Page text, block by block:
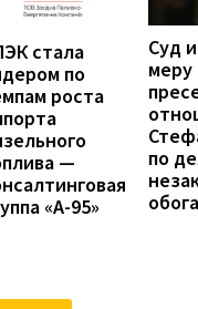
стала
по
роста
—
«А-95»
Суд
меру
по